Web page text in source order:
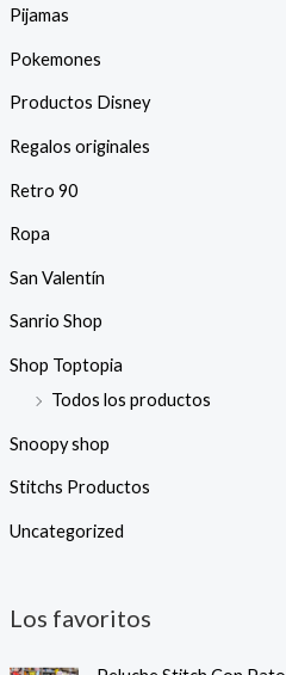
Pijamas
Pokemones
Productos Disney
Regalos originales
Retro 90
Ropa
San Valentín
Sanrio Shop
Shop Toptopia
Todos los productos
Snoopy shop
Stitchs Productos
Uncategorized
Los favoritos